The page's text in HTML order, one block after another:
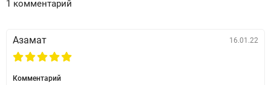
1 комментарий
Азамат 16.01.22
Комментарий